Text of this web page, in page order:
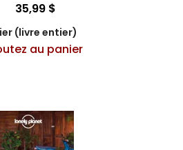
35,99 $
(livre entier)
au panier